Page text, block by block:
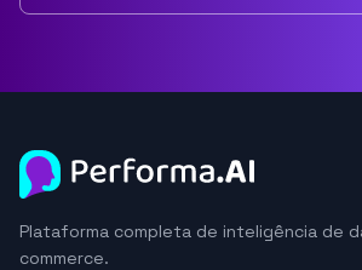
Plataforma completa de inteligência de
commerce.